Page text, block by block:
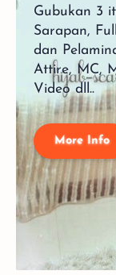
Gubukan 3
Sarapan,
dan
Attire, MC,
Video dll..
More Info